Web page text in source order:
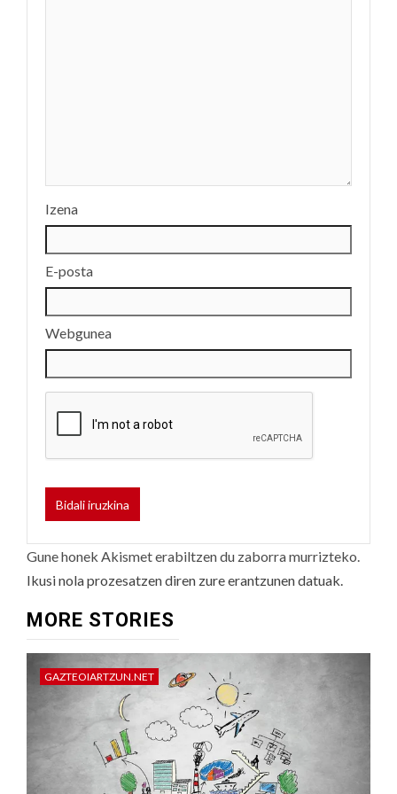
Izena
E-posta
Webgunea
Gune honek Akismet erabiltzen du zaborra murrizteko.
Ikusi nola prozesatzen diren zure erantzunen datuak.
MORE STORIES
GAZTEOIARTZUN.NET